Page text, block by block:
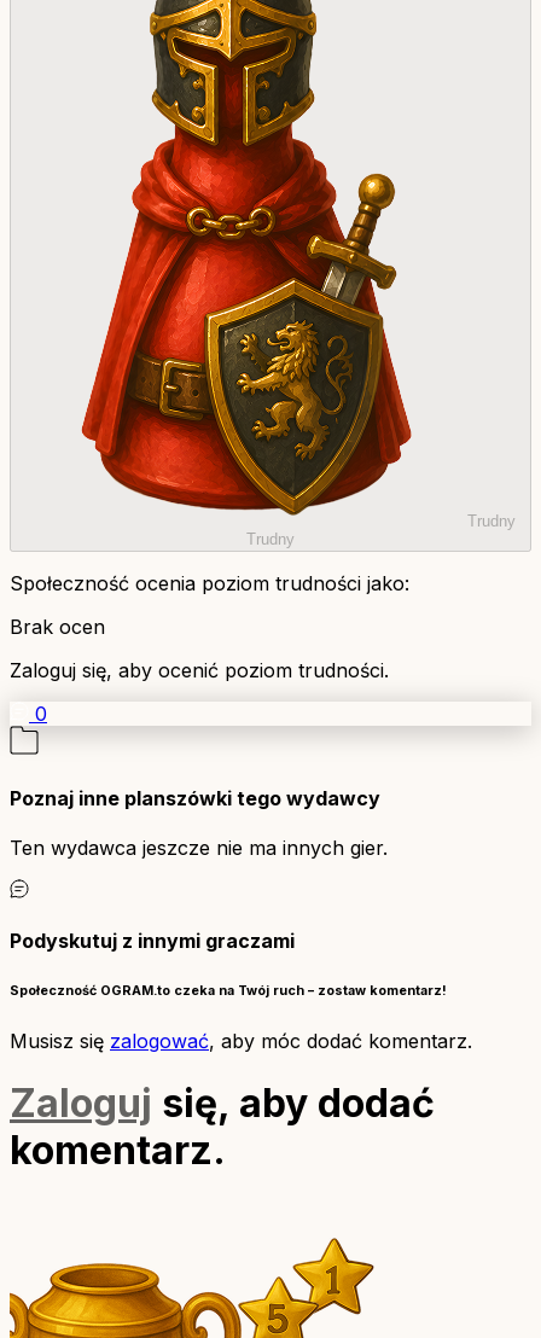
Trudny
Trudny
Społeczność ocenia poziom trudności jako:
Brak ocen
Zaloguj się, aby ocenić poziom trudności.
0
Poznaj inne planszówki tego wydawcy
Ten wydawca jeszcze nie ma innych gier.
Podyskutuj z innymi graczami
Społeczność OGRAM.to czeka na Twój ruch – zostaw komentarz!
Musisz się zalogować, aby móc dodać komentarz.
Zaloguj się, aby dodać
komentarz.